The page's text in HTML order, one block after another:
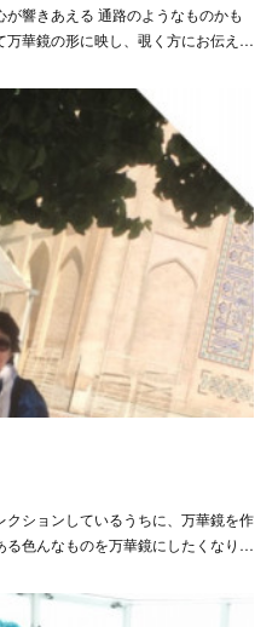
響きあえる 通路のようなものかも
万華鏡の形に映し、覗く方にお伝え…
ションしているうちに、万華鏡を作
る色んなものを万華鏡にしたくなり…